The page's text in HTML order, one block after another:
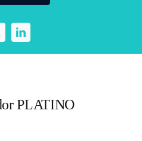
PLATINO